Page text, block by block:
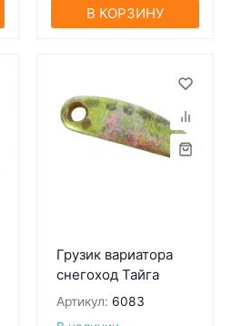
В КОРЗИНУ
Грузик вариатора
снегоход Тайга
Артикул: 6083